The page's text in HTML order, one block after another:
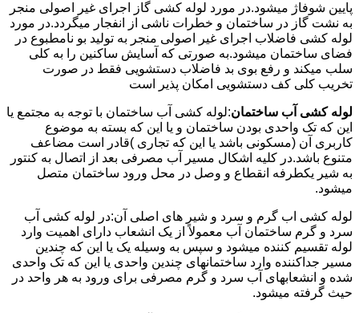
پایین شوفاژ میشود.در مورد لوله کشی گاز اجرای غیر اصولی منجر
به نشت گاز در ساختمان و خطرات ناشی از انفجار میگردد.در مورد
لوله کشی فاضلاب اجرای غیر اصولی منجر به تولید بو نامطبوع در
فضای ساختمان میشود.به صورتی که آسایش ساکنین را به کلی
سلب میکند و رفع بوی بد فاضلاب دستشویی فقط در صورت
تخریب کلی کف دستشویی امکان پذیر است
لوله کشی آب ساختمان:لوله کشی آب ساختمان با توجه به مجتمع یا
این که تک واحدی بودن ساختمان و یا این که بسته به موضوع
کاربری آن (مسکونی باشد یا این که تجاری )قادر است مضاعف
متنوع باشد.در کلیه اشکال مسیر آب مصرفی بعد از اتصال به کنتور
به شیر یکطرفه انقطاع و وصل در محل ورود ساختمان متصل
میشود.
لوله کشی اب گرم و سرد و شیر های اصلی آن:در لوله کشی آب
سرد و گرم ساختمان آب معمولاً از یک انشعاب دارای اهمیت وارد
لوله تقسیم کننده میشود و سپس به وسیله یک یا این که چندین
مسیر جداکننده وارد ساختمانهای چندین واحدی یا این که تک واحدی
شده و انشعابهای آب سرد و گرم مصرفی برای ورود به هر واحد در
حیث گرفته میشود.